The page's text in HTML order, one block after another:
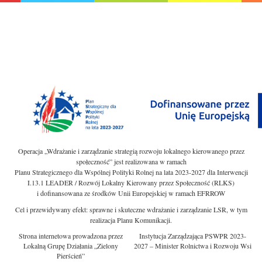
Operacja „Wdrażanie i zarządzanie strategią rozwoju lokalnego kierowanego przez
społeczność” jest realizowana w ramach
Planu Strategicznego dla Wspólnej Polityki Rolnej na lata 2023-2027 dla Interwencji
I.13.1 LEADER / Rozwój Lokalny Kierowany przez Społeczność (RLKS)
i dofinansowana ze środków Unii Europejskiej w ramach EFRROW
Cel i przewidywany efekt: sprawne i skuteczne wdrażanie i zarządzanie LSR, w tym
realizacja Planu Komunikacji.
Strona internetowa prowadzona przez
Lokalną Grupę Działania „Zielony
Pierścień”
Instytucja Zarządzająca PSWPR 2023-
2027 – Minister Rolnictwa i Rozwoju Wsi